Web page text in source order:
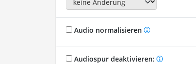
Audio normalisieren
Audiospur deaktivieren: